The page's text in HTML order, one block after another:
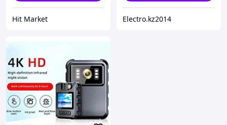
Hit Market Electro.kz2014